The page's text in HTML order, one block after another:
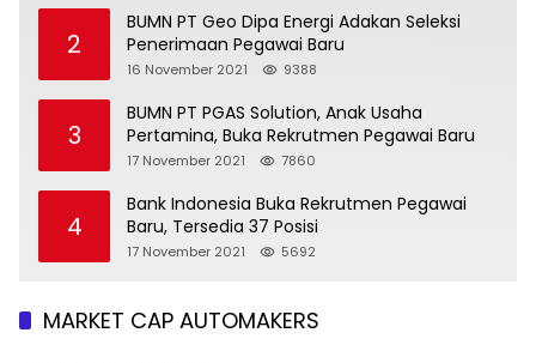
2
BUMN PT Geo Dipa Energi Adakan Seleksi
Penerimaan Pegawai Baru
16 November 2021 9388
3
BUMN PT PGAS Solution, Anak Usaha
Pertamina, Buka Rekrutmen Pegawai Baru
17 November 2021 7860
4
Bank Indonesia Buka Rekrutmen Pegawai
Baru, Tersedia 37 Posisi
17 November 2021 5692
MARKET CAP AUTOMAKERS